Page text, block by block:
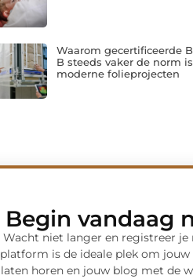
Waarom gecertificeerde
B steeds vaker de norm
moderne folieprojecten
Begin vandaag
Wacht niet langer en registreer je
platform is de ideale plek om
laten horen en jouw blog met de